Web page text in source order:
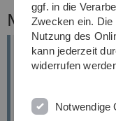
ICH und WIR -
Anmeldung ab
26.02.2023
ggf. in die
Zwecken ein. Die
Nutzung des
kann jederzeit
widerrufen
Notwendige